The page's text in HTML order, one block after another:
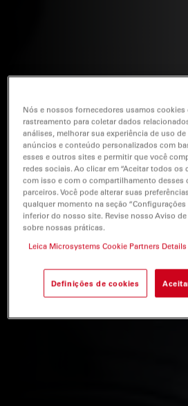
Nós e nossos fornecedores usamos
rastreamento para coletar dados
análises, melhorar sua experiência de uso
anúncios e conteúdo personalizados com
esses e outros sites e permitir que você
redes sociais. Ao clicar em “Aceitar todos os
com isso e com o compartilhamento desses
parceiros. Você pode alterar suas
qualquer momento na seção
inferior do nosso site. Revise nosso Aviso
sobre nossas práticas.
Leica Microsystems Cookie Partners Details
Definições de cookies